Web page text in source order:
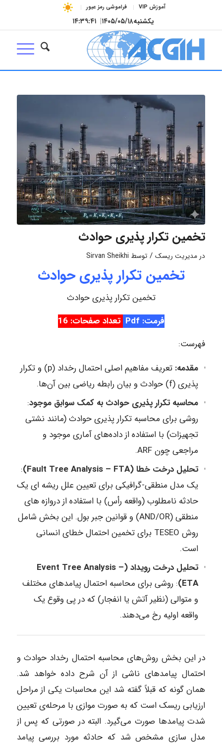
آموزش VIP فراموشی رمز عبور
یکشنبه۱۴۰۵/۰۵/۱۸| ۱۴:۳۹:۴۲
تخمین تکرار پذیری حوادث
در مدیریت ریسک / توسط Sirvan Sheikhi
تخمین تکرار پذیری حوادث
تخمین تکرار پذیری حوادث
فرمت: Pdf
تعداد صفحات: 16
فهرست:
مقدمه:
تعریف مفاهیم اصلی احتمال رخداد (p) و تکرار
پذیری (f) حوادث و بیان رابطه ریاضی بین آن‌ها.
محاسبه تکرار پذیری حوادث به کمک سوابق موجود:
روشی برای محاسبه تکرار پذیری حوادث (مانند نشتی
تجهیزات) با استفاده از داده‌های آماری موجود و
مراجعی چون ARF.
تحلیل درخت خطا (Fault Tree Analysis – FTA)
:
یک مدل منطقی-گرافیکی برای تعیین علل ریشه‌ ای یک
حادثه نامطلوب (واقعه رأس) با استفاده از دروازه‌ های
منطقی (AND/OR) و قوانین جبر بول. این بخش شامل
روش TESEO برای تخمین احتمال خطای انسانی
است.
تحلیل درخت رویداد (Event Tree Analysis –
ETA) : روشی برای محاسبه احتمال پیامدهای مختلف
و متوالی (نظیر آتش یا انفجار) که در پی وقوع یک
واقعه اولیه رخ می‌دهند.
در این بخش روش‌های محاسبه احتمال رخداد حوادث و
احتمال پیامدهای ناشی از آن شرح داده خواهد شد.
همان گونه که قبلاً گفته شد این محاسبات یکی از مراحل
ارزیابی ریسک است که به صورت موازی با مرحله‌ی تعیین
شدت پیامدها صورت می‌گیرد. البته در صورتی که پس از
مدل‌ سازی مشخص شد که حادثه مورد بررسی پیامد